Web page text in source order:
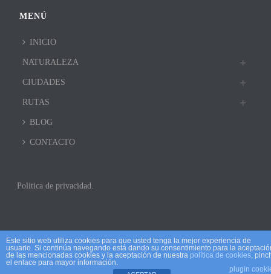
MENÚ
INICIO
NATURALEZA
CIUDADES
RUTAS
BLOG
CONTACTO
Politica de privacidad.
Este sitio web utiliza cookies para que usted tenga la mejor experiencia de
usuario. Si continúa navegando está dando su consentimiento para la
de las mencionadas cookies y la aceptación de nuestra política de cookies,
el enlace para mayor información.
plugin